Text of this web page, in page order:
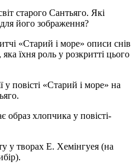
старого Сантьяго. Які
його зображення?
«Старий і море» описи снів
їхня роль у розкритті цього
у повісті «Старий і море» на
образ хлопчика у повісті-
у творах Е. Хемінгуея (на